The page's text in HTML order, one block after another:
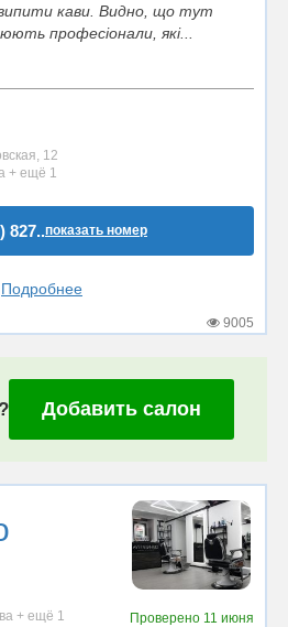
випити кави. Видно, що тут
професіонали, які...
12
+ ещё 1
827..показать номер
Подробнее
9005
Добавить салон
+ ещё 1 Проверено 11 июня